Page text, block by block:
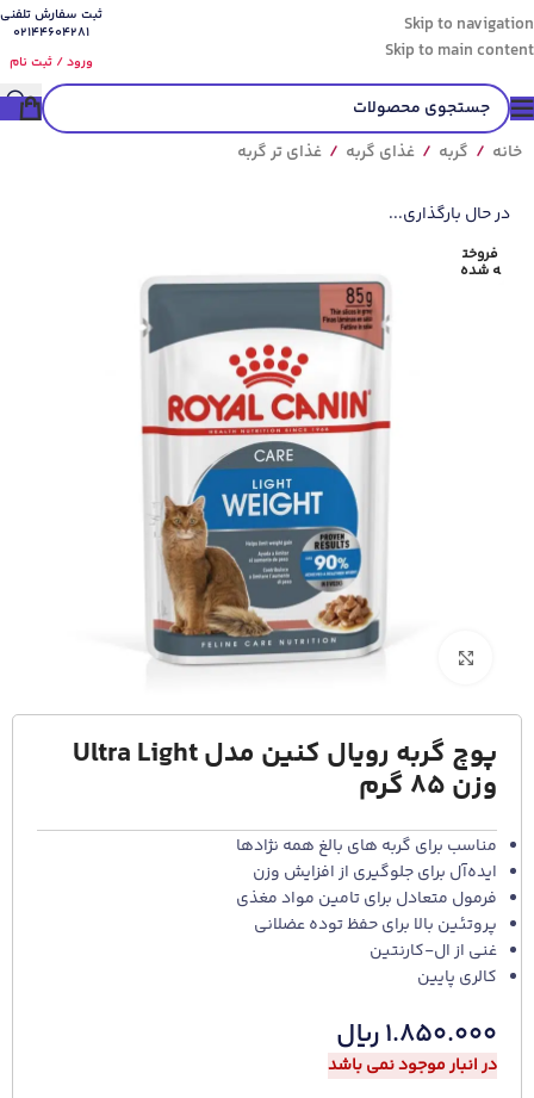
Skip to navigation
Skip to main content
ثبت سفارش تلفنی
02144604281
ورود / ثبت نام
خانه / گربه / غذای گربه / غذای تر گربه
در حال بارگذاری...
فروخت
ه شده
برای بزرگنمایی کلیک کنید
پوچ گربه رویال کنین مدل Ultra Light
وزن 85 گرم
مناسب برای گربه های بالغ همه نژادها
ایده‌آل برای جلوگیری از افزایش وزن
فرمول متعادل برای تامین مواد مغذی
پروتئین بالا برای حفظ توده عضلانی
غنی از ال-کارنتین
کالری پایین
۱.۸۵۰.۰۰۰ریال
در انبار موجود نمی باشد